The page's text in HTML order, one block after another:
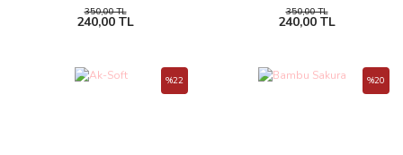
350,00 TL
240,00 TL
350,00 TL
240,00 TL
%22 %20